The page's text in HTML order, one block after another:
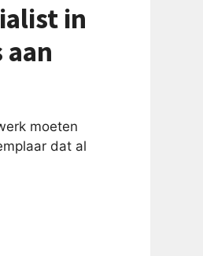
in
moeten
dat al